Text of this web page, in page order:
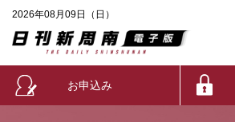
2026年08月09日（日）
お申込み